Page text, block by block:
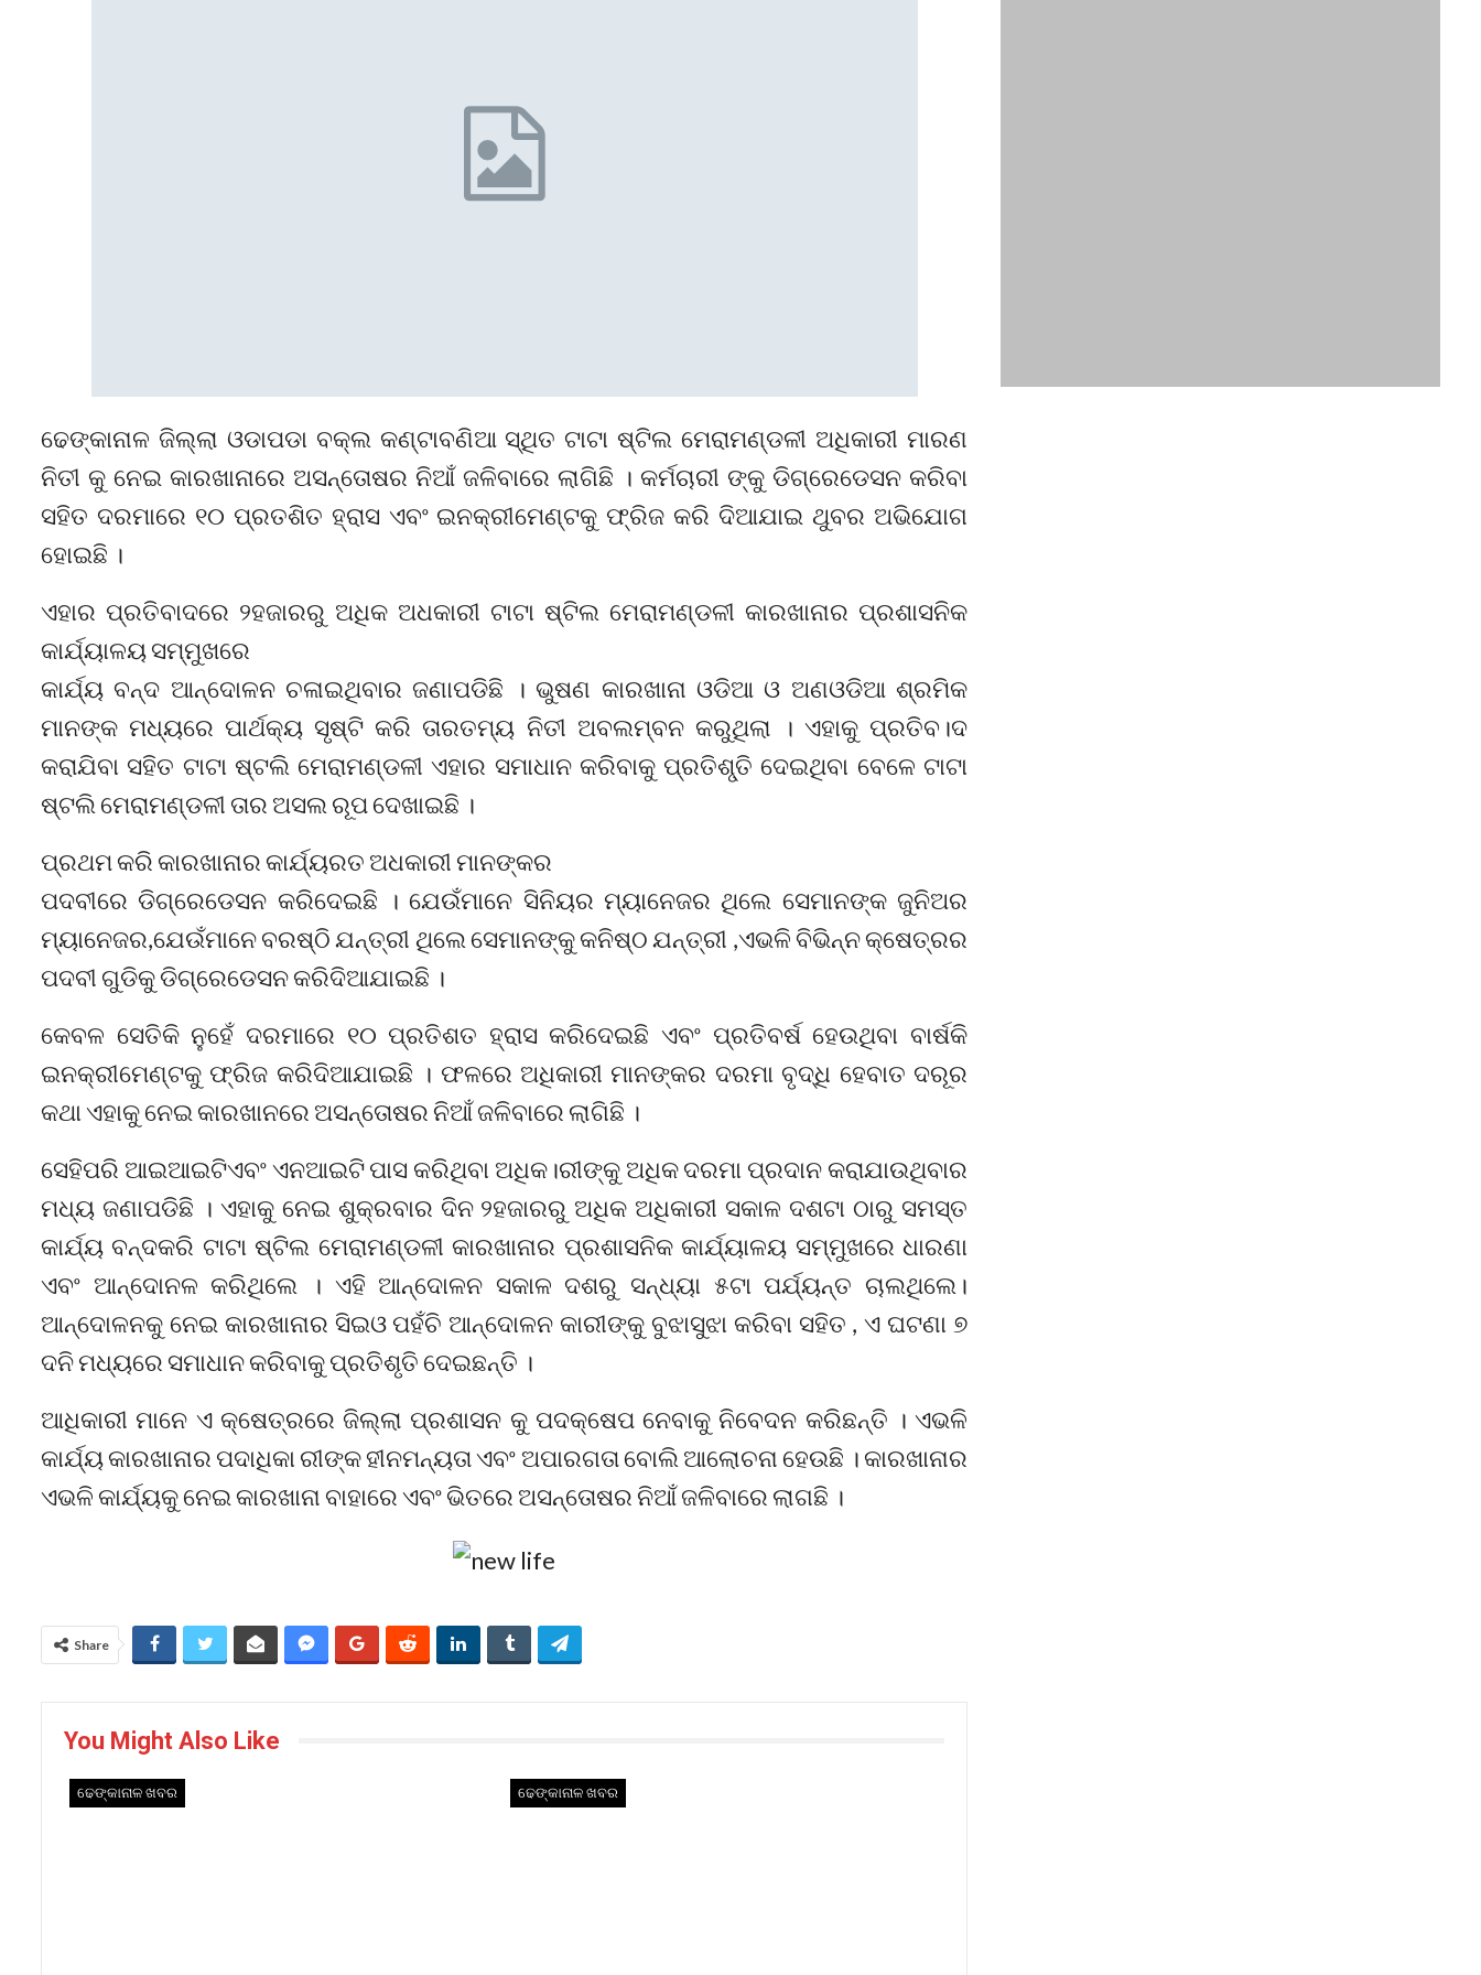
ଢେଙ୍କାନାଳ ଜିଲ୍ଲା ଓଡାପଡା ବକ୍ଲ କଣ୍ଟାବଣିଆ ସ୍ଥିତ ଟାଟା ଷ୍ଟିଲ ମେରାମଣ୍ଡଳୀ ଅଧିକାରୀ ମାରଣ
ନିତୀ କୁ ନେଇ କାରଖାନାରେ ଅସନ୍ତୋଷର ନିଆଁ ଜଳିବାରେ ଲାଗିଛି । କର୍ମଚାରୀ ଙ୍କୁ ଡିଗ୍ରେଡେସନ କରିବା
ସହିତ ଦରମାରେ ୧୦ ପ୍ରତଶିତ ହ୍ରାସ ଏବଂ ଇନକ୍ରୀମେଣ୍ଟକୁ ଫ୍ରିଜ କରି ଦିଆଯାଇ ଥୁବର ଅଭିଯୋଗ
ହୋଇଛି ।
ଏହାର ପ୍ରତିବାଦରେ ୨ହଜାରରୁ ଅଧିକ ଅଧକାରୀ ଟାଟା ଷ୍ଟିଲ ମେରାମଣ୍ଡଳୀ କାରଖାନାର ପ୍ରଶାସନିକ
କାର୍ଯ୍ୟାଳୟ ସମ୍ମୁଖରେ
କାର୍ଯ୍ୟ ବନ୍ଦ ଆନ୍ଦୋଳନ ଚଳାଇଥିବାର ଜଣାପଡିଛି । ଭୁଷଣ କାରଖାନା ଓଡିଆ ଓ ଅଣଓଡିଆ ଶ୍ରମିକ
ମାନଙ୍କ ମଧ୍ୟରେ ପାର୍ଥକ୍ୟ ସୃଷ୍ଟି କରି ତାରତମ୍ୟ ନିତୀ ଅବଲମ୍ବନ କରୁଥିଲା । ଏହାକୁ ପ୍ରତିବ।ଦ
କରାଯିବା ସହିତ ଟାଟା ଷ୍ଟଲି ମେରାମଣ୍ଡଳୀ ଏହାର ସମାଧାନ କରିବାକୁ ପ୍ରତିଶୃ୍‌ତି ଦେଇଥିବା ବେଳେ ଟାଟା
ଷ୍ଟଲି ମେରାମଣ୍ଡଳୀ ତାର ଅସଲ ରୂପ ଦେଖାଇଛି ।
ପ୍ରଥମ କରି କାରଖାନାର କାର୍ଯ୍ୟରତ ଅଧକାରୀ ମାନଙ୍କର
ପଦବୀରେ ଡିଗ୍ରେଡେସନ କରିଦେଇଛି । ଯେଉଁମାନେ ସିନିୟର ମ୍ୟାନେଜର ଥିଲେ ସେମାନଙ୍କ ଜୁନିଅର
ମ୍ୟାନେଜର,ଯେଉଁମାନେ ବରଷ୍ଠି ଯନ୍ତ୍ରୀ ଥିଲେ ସେମାନଙ୍କୁ କନିଷ୍ଠ ଯନ୍ତ୍ରୀ ,ଏଭଳି ବିଭିନ୍ନ କ୍ଷେତ୍ରର
ପଦବୀ ଗୁଡିକୁ ଡିଗ୍ରେଡେସନ କରିଦିଆଯାଇଛି ।
କେବଳ ସେତିକି ନୁହେଁ ଦରମାରେ ୧୦ ପ୍ରତିଶତ ହ୍ରାସ କରିଦେଇଛି ଏବଂ ପ୍ରତିବର୍ଷ ହେଉଥିବା ବାର୍ଷକି
ଇନକ୍ରୀମେଣ୍ଟକୁ ଫ୍ରିଜ କରିଦିଆଯାଇଛି । ଫଳରେ ଅଧିକାରୀ ମାନଙ୍କର ଦରମା ବୃଦ୍ଧି ହେବାତ ଦରୂର
କଥା ଏହାକୁ ନେଇ କାରଖାନରେ ଅସନ୍ତୋଷର ନିଆଁ ଜଳିବାରେ ଲାଗିଛି ।
ସେହିପରି ଆଇଆଇଟିଏବଂ ଏନଆଇଟି ପାସ କରିଥିବା ଅଧିକ।ରୀଙ୍କୁ ଅଧିକ ଦରମା ପ୍ରଦାନ କରାଯାଉଥିବାର
ମଧ୍ୟ ଜଣାପଡିଛି । ଏହାକୁ ନେଇ ଶୁକ୍ରବାର ଦିନ ୨ହଜାରରୁ ଅଧିକ ଅଧିକାରୀ ସକାଳ ଦଶଟା ଠାରୁ ସମସ୍ତ
କାର୍ଯ୍ୟ ବନ୍ଦକରି ଟାଟା ଷ୍ଟିଲ ମେରାମଣ୍ଡଳୀ କାରଖାନାର ପ୍ରଶାସନିକ କାର୍ଯ୍ୟାଳୟ ସମ୍ମୁଖରେ ଧାରଣା
ଏବଂ ଆନ୍ଦୋନଳ କରିଥିଲେ । ଏହି ଆନ୍ଦୋଳନ ସକାଳ ଦଶରୁ ସନ୍ଧ୍ୟା ୫ଟା ପର୍ଯ୍ୟନ୍ତ ଚାଲଥିଲେ।
ଆନ୍ଦୋଳନକୁ ନେଇ କାରଖାନାର ସିଇଓ ପହଁଚି ଆନ୍ଦୋଳନ କାରୀଙ୍କୁ ବୁଝାସୁଝା କରିବା ସହିତ , ଏ ଘଟଣା ୭
ଦନି ମଧ୍ୟରେ ସମାଧାନ କରିବାକୁ ପ୍ରତିଶୃତି ଦେଇଛନ୍ତି ।
ଆଧିକାରୀ ମାନେ ଏ କ୍ଷେତ୍ରରେ ଜିଲ୍ଲା ପ୍ରଶାସନ କୁ ପଦକ୍ଷେପ ନେବାକୁ ନିବେଦନ କରିଛନ୍ତି । ଏଭଳି
କାର୍ଯ୍ୟ କାରଖାନାର ପଦାଧିକା ରୀଙ୍କ ହୀନମନ୍ୟତା ଏବଂ ଅପାରଗତା ବୋଲି ଆଲୋଚନା ହେଉଛି । କାରଖାନାର
ଏଭଳି କାର୍ଯ୍ୟକୁ ନେଇ କାରଖାନା ବାହାରେ ଏବଂ ଭିତରେ ଅସନ୍ତୋଷର ନିଆଁ ଜଳିବାରେ ଲାଗଛି ।
Share
You Might Also Like
ଢେଙ୍କାନାଳ ଖବର ଢେଙ୍କାନାଳ ଖବର